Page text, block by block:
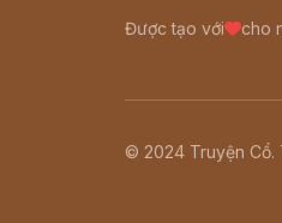
Được tạo với cho
© 2024 Truyện Cổ.